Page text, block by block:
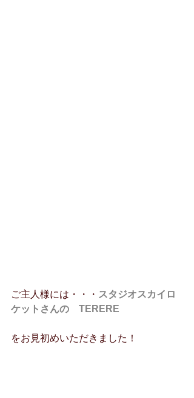
ご主人様には・・・ スタジオスカイロ
ケットさんの　TERERE
をお見初めいただきました！